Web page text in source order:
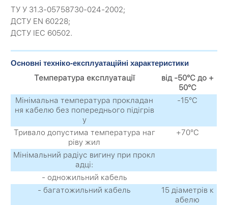
ТУ У 31.3-05758730-024-2002;
ДСТУ EN 60228;
ДСТУ IEC 60502.
Основні техніко-експлуатаційні характеристики
Температура експлуатації
від -50°С до +
50°С
Мінімальна температура прокладан
ня кабелю без попереднього підігрів
у
-15°С
Тривало допустима температура наг
ріву жил
+70°С
Мінімальний радіус вигину при прокл
адці:
- одножильний кабель
- багатожильний кабель
15 діаметрів к
абелю